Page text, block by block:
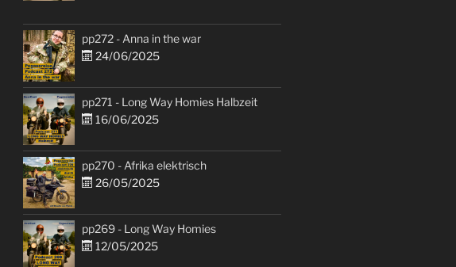
pp272 - Anna in the war
24/06/2025
pp271 - Long Way Homies Halbzeit
16/06/2025
pp270 - Afrika elektrisch
26/05/2025
pp269 - Long Way Homies
12/05/2025